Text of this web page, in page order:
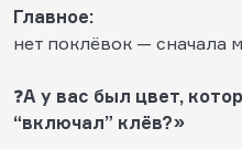
Главное:
нет поклёвок — сначала
❓А у вас был цвет,
“включал” клёв?»